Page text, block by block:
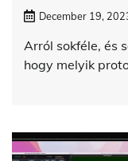
December 19,
Arról sokféle, és
hogy melyik